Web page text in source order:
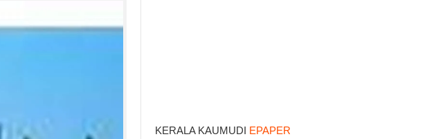
KERALA KAUMUDI EPAPER